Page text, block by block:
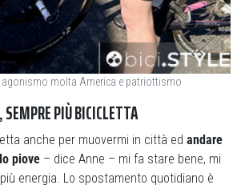
agonismo molta America e patriottismo
PIÙ BICICLETTA
anche per muovermi in città ed andare
piove – dice Anne – mi fa stare bene, mi
energia. Lo spostamento quotidiano è